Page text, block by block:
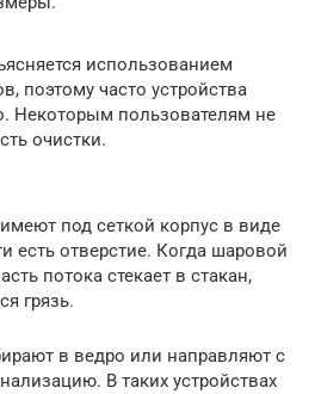
использованием
поэтому часто устройства
Некоторым пользователям не
очистки.
под сеткой корпус в виде
есть отверстие. Когда шаровой
потока стекает в стакан,
грязь.
в ведро или направляют с
В таких устройствах